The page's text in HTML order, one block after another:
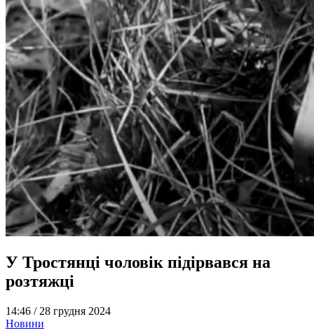
У Тростянці чоловік підірвався на
розтяжці
14:46 / 28 грудня 2024
Новини